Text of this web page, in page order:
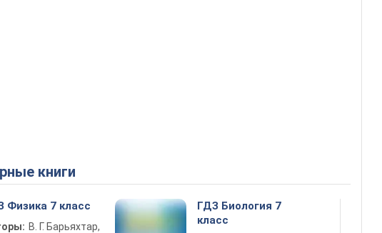
книги
Физика 7 класс
В. Г. Барьяхтар,
ГДЗ Биология 7
класс